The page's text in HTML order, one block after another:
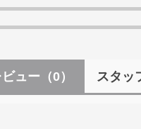
ュー （0） スタッ